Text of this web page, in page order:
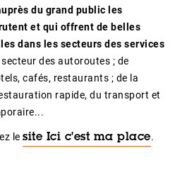
du grand public les
et qui offrent de belles
dans les secteurs des services
des autoroutes ; de
cafés, restaurants ; de la
rapide, du transport et
le site Ici c'est ma place.